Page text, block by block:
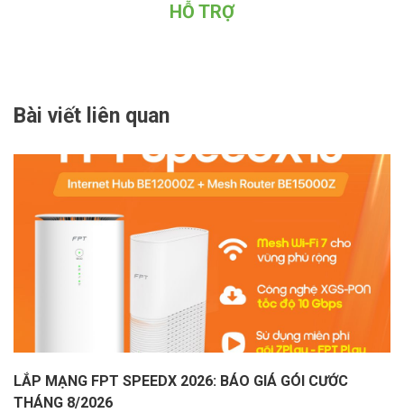
HỖ TRỢ
Bài viết liên quan
LẮP MẠNG FPT SPEEDX 2026: BÁO GIÁ GÓI CƯỚC
THÁNG 8/2026